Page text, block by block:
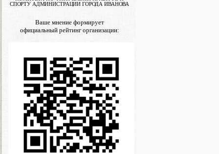
СПОРТУ АДМИНИСТРАЦИИ ГОРОДА ИВАНОВА
Ваше мнение формирует
официальный рейтинг организации: